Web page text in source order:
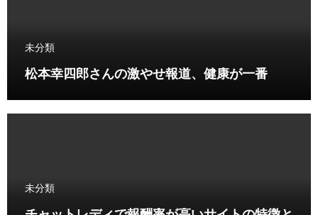
未分類
松本幸四郎さんの激やせ報道、健康が一番
未分類